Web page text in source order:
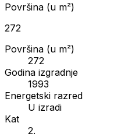
Površina (u m²)
272
Površina (u m²)
272
Godina izgradnje
1993
Energetski razred
U izradi
Kat
2.